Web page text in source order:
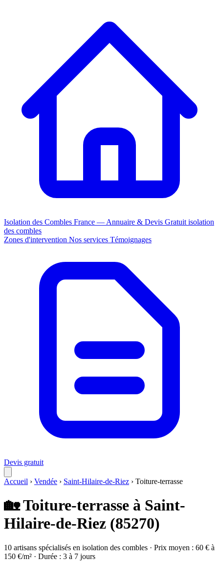
Isolation des Combles France — Annuaire & Devis Gratuit isolation
des combles
Zones d'intervention Nos services Témoignages
Devis gratuit
Accueil › Vendée › Saint-Hilaire-de-Riez › Toiture-terrasse
🏡 Toiture-terrasse à Saint-
Hilaire-de-Riez (85270)
10 artisans spécialisés en isolation des combles · Prix moyen : 60 € à
150 €/m² · Durée : 3 à 7 jours